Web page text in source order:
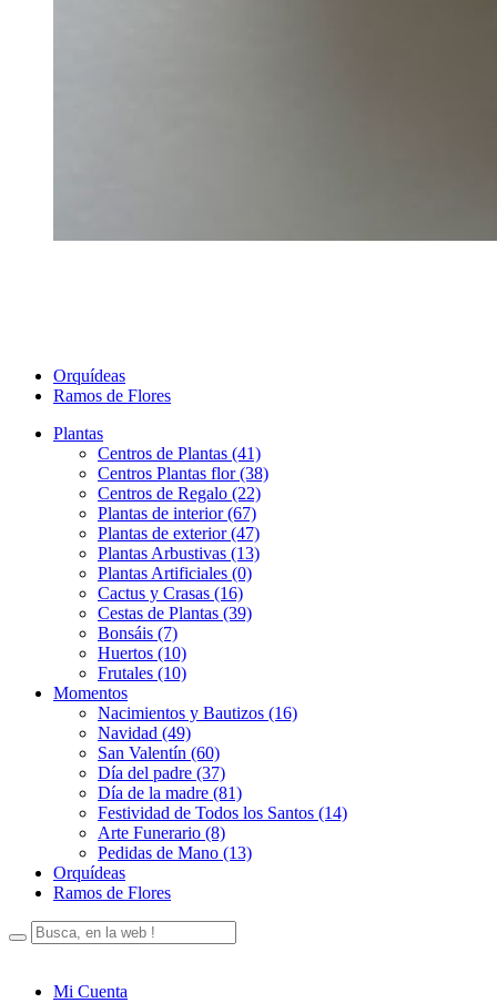
Orquídeas
Ramos de Flores
Plantas
Centros de Plantas (41)
Centros Plantas flor (38)
Centros de Regalo (22)
Plantas de interior (67)
Plantas de exterior (47)
Plantas Arbustivas (13)
Plantas Artificiales (0)
Cactus y Crasas (16)
Cestas de Plantas (39)
Bonsáis (7)
Huertos (10)
Frutales (10)
Momentos
Nacimientos y Bautizos (16)
Navidad (49)
San Valentín (60)
Día del padre (37)
Día de la madre (81)
Festividad de Todos los Santos (14)
Arte Funerario (8)
Pedidas de Mano (13)
Orquídeas
Ramos de Flores
Mi Cuenta